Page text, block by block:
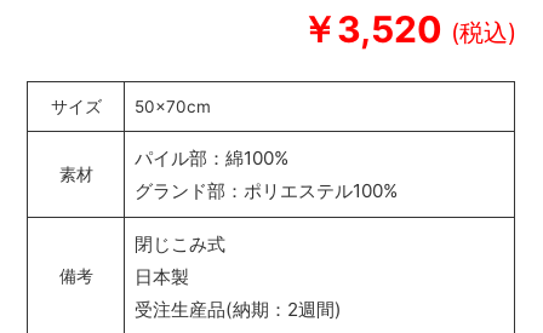
￥3,520
サイズ 50×70cm
素材
パイル部：綿100%
グランド部：ポリエステル100%
備考
閉じこみ式
日本製
受注生産品(納期：2週間)